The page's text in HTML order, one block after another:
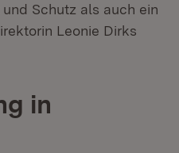
Schutz als auch ein
Leonie Dirks
in